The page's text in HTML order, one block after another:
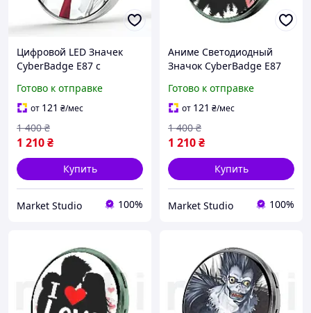
Цифровой LED Значек
CyberBadge E87 с
Приложением и Bluetooth
Электронный Е-Бейдж с
Видео, GIF и Фото,
Готово к отправке
от 121 ₴/мес
1 210₴
1 400 ₴
Купить
Market Studio 100%
Аниме Светодиодный
Значок CyberBadge E87
Сенсорным HD Дисплеем
64MB, Блютузом и
Приложением,
Электронный Пин
Готово к отправке
от 121 ₴/мес
1 210₴
1 400 ₴
Купить
Market Studio 100%